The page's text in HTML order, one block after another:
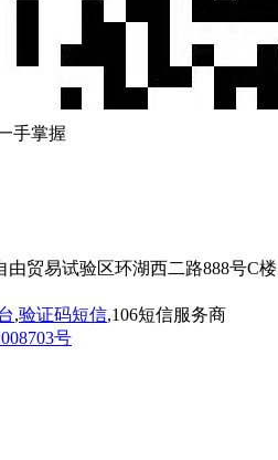
手掌握
贸易试验区环湖西二路888号C楼
,验证码短信,106短信服务商
号